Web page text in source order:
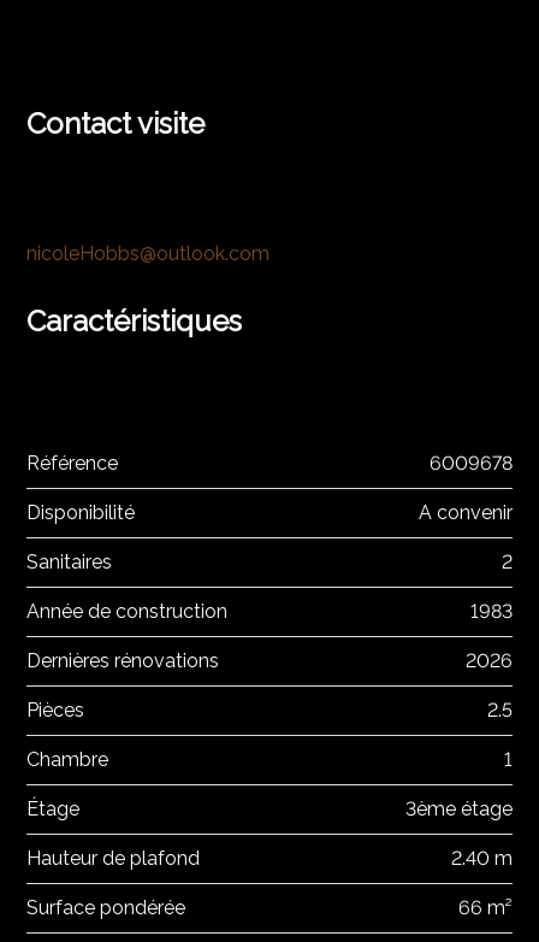
Contact visite
nicoleHobbs@outlook.com
Caractéristiques
Référence 6009678
Disponibilité A convenir
Sanitaires 2
Année de construction 1983
Dernières rénovations 2026
Pièces 2.5
Chambre 1
Étage 3ème étage
Hauteur de plafond 2.40 m
Surface pondérée 66 m²